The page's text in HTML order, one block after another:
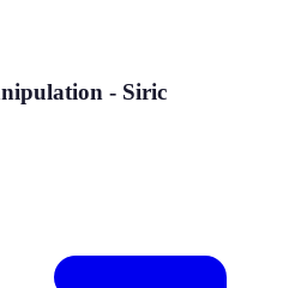
- Siric